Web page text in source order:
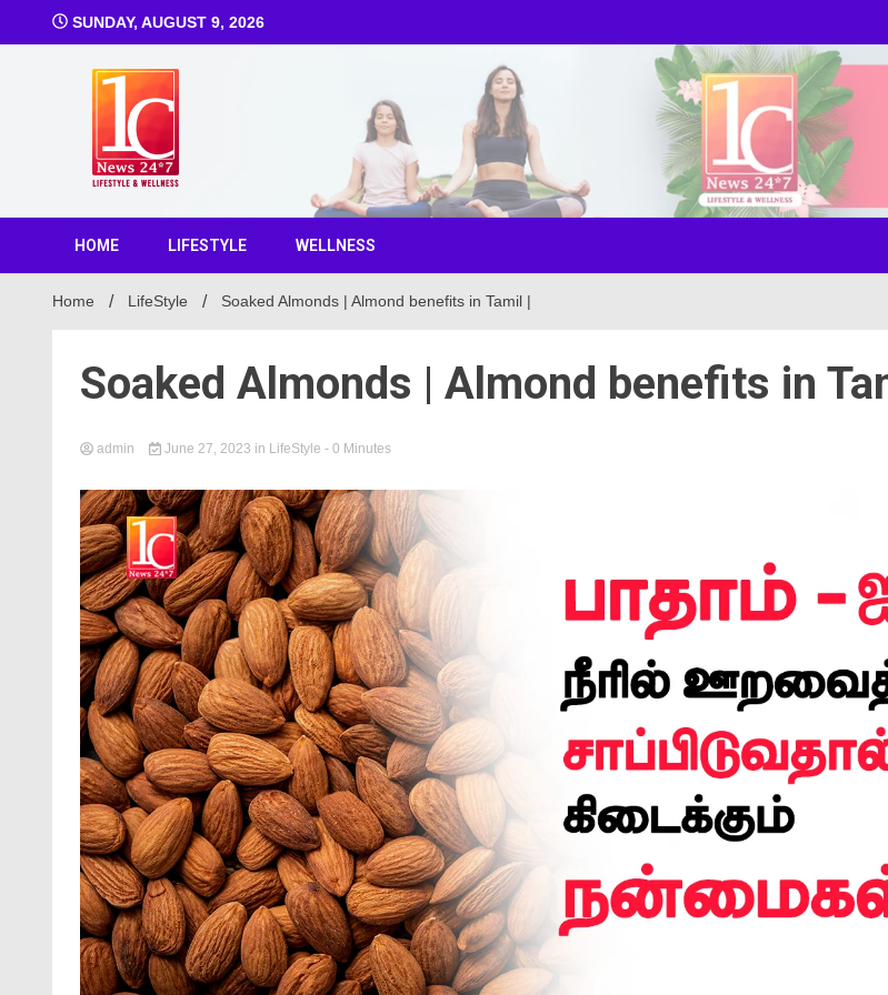
SUNDAY, AUGUST 9, 2026
1C News
HOME LIFESTYLE WELLNESS
Home LifeStyle Soaked Almonds | Almond benefits in Tamil |
Soaked Almonds | Almond benefits in
admin June 27, 2023 in LifeStyle - 0 Minutes